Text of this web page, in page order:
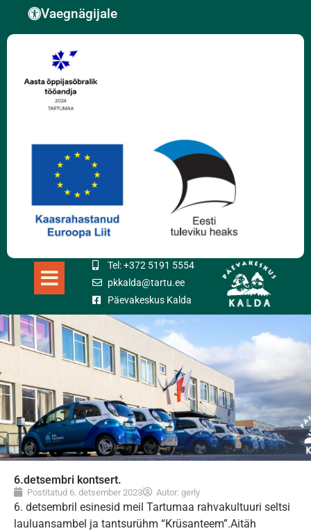
Vaegnägijale
Tel: +372 5191 5554
pkkalda@tartu.ee
Päevakeskus Kalda
6.detsembri kontsert.
Postitatud 6. detsember 2023 Autor: gerly
6. detsembril esinesid meil Tartumaa rahvakultuuri seltsi
lauluansambel ja tantsurühm “Krüsanteem”.Aitäh